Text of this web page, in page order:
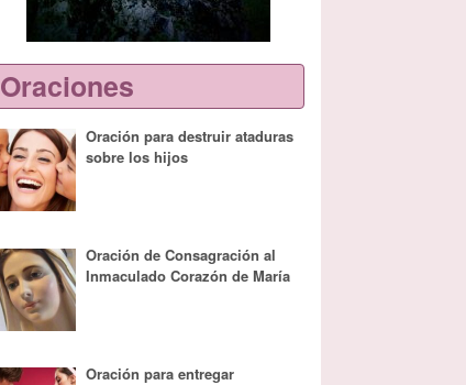
Oraciones
Oración para destruir ataduras
sobre los hijos
Oración de Consagración al
Inmaculado Corazón de María
Oración para entregar